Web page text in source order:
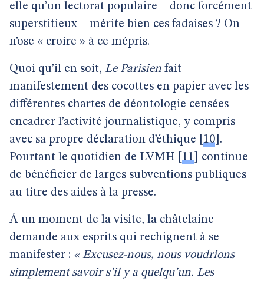
elle qu’un lectorat populaire – donc forcément
superstitieux – mérite bien ces fadaises ? On
n’ose « croire » à ce mépris.
Quoi qu’il en soit, Le Parisien fait
manifestement des cocottes en papier avec les
différentes chartes de déontologie censées
encadrer l’activité journalistique, y compris
avec sa propre déclaration d’éthique
10 .
Pourtant le quotidien de LVMH
11
continue
de bénéficier de larges subventions publiques
au titre des aides à la presse.
À un moment de la visite, la châtelaine
demande aux esprits qui rechignent à se
manifester : « Excusez-nous, nous voudrions
simplement savoir s’il y a quelqu’un. Les